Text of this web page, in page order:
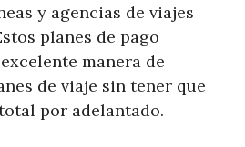
y agencias de viajes
planes de pago
manera de
de viaje sin tener que
por adelantado.